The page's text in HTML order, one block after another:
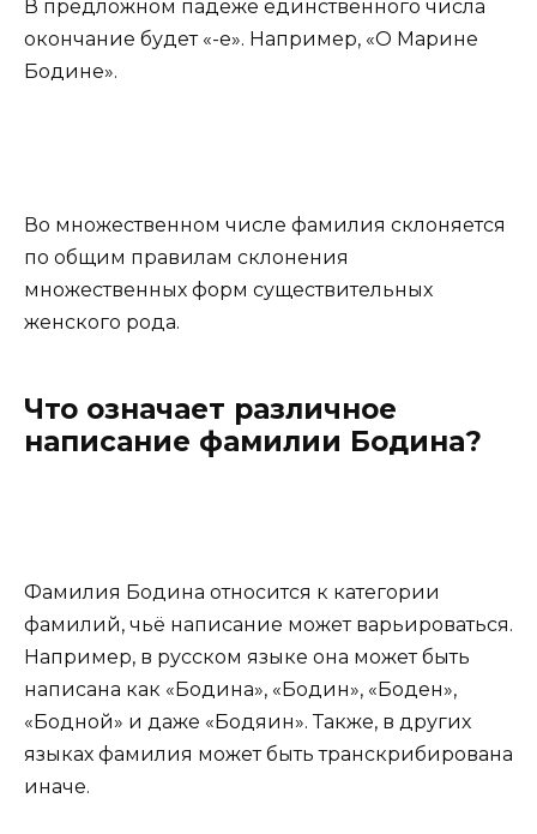
В предложном падеже единственного числа
окончание будет «-е». Например, «О Марине
Бодине».
Во множественном числе фамилия склоняется
по общим правилам склонения
множественных форм существительных
женского рода.
Что означает различное
написание фамилии Бодина?
Фамилия Бодина относится к категории
фамилий, чьё написание может варьироваться.
Например, в русском языке она может быть
написана как «Бодина», «Бодин», «Боден»,
«Бодной» и даже «Бодяин». Также, в других
языках фамилия может быть транскрибирована
иначе.